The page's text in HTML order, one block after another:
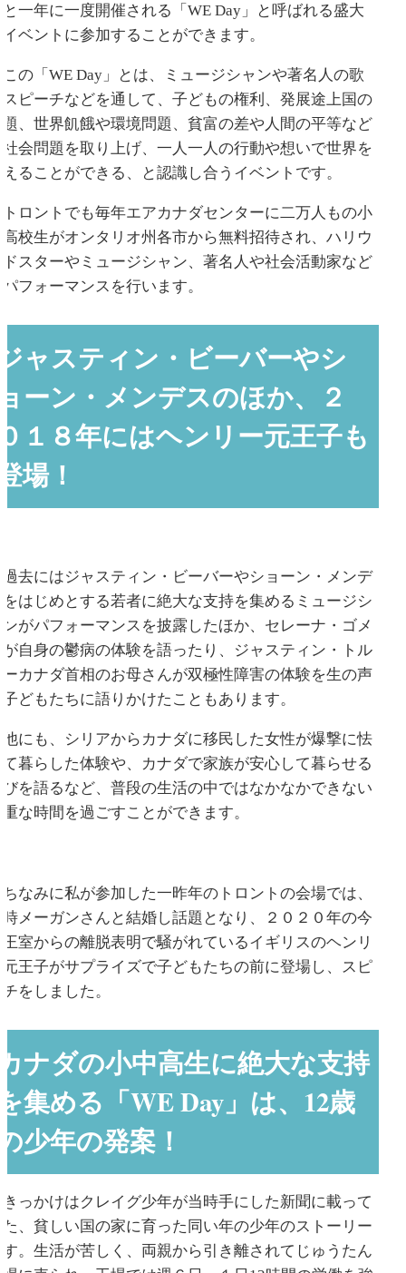
一年に一度開催される「WE Day」と呼ばれる盛大
ベントに参加することができます。
の「WE Day」とは、ミュージシャンや著名人の歌
ピーチなどを通して、子どもの権利、発展途上国の
、世界飢餓や環境問題、貧富の差や人間の平等など
会問題を取り上げ、一人一人の行動や想いで世界を
ることができる、と認識し合うイベントです。
ロントでも毎年エアカナダセンターに二万人もの小
校生がオンタリオ州各市から無料招待され、ハリウ
スターやミュージシャン、著名人や社会活動家など
フォーマンスを行います。
ャスティン・ビーバーやシ
ーン・メンデスのほか、２
１８年にはヘンリー元王子も
場！
去にはジャスティン・ビーバーやショーン・メンデ
はじめとする若者に絶大な支持を集めるミュージシ
がパフォーマンスを披露したほか、セレーナ・ゴメ
自身の鬱病の体験を語ったり、ジャスティン・トル
カナダ首相のお母さんが双極性障害の体験を生の声
どもたちに語りかけたこともあります。
にも、シリアからカナダに移民した女性が爆撃に怯
暮らした体験や、カナダで家族が安心して暮らせる
を語るなど、普段の生活の中ではなかなかできない
な時間を過ごすことができます。
なみに私が参加した一昨年のトロントの会場では、
メーガンさんと結婚し話題となり、２０２０年の今
室からの離脱表明で騒がれているイギリスのヘンリ
王子がサプライズで子どもたちの前に登場し、スピ
をしました。
ナダの小中高生に絶大な支持
集める「WE Day」は、12歳
少年の発案！
っかけはクレイグ少年が当時手にした新聞に載って
、貧しい国の家に育った同い年の少年のストーリー
。生活が苦しく、両親から引き離されてじゅうたん